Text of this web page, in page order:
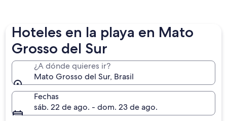
Hoteles en la playa en Mato
Grosso del Sur
¿A dónde quieres ir?
Mato Grosso del Sur, Brasil
Fechas
sáb. 22 de ago. - dom. 23 de ago.